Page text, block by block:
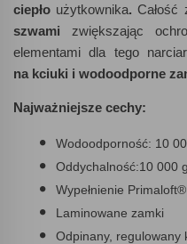
ciepło użytkownika.Całość
szwami zwiększając
elementami dla tego
na kciuki i wodoodporne
Najważniejsze cechy:
Wodoodporność: 10
Oddychalność:10 000
Wypełnienie
Laminowane zamki
Odpinany, regulowany